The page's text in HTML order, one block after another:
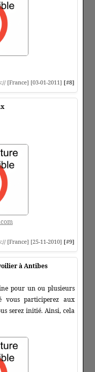
:// [France] [03-01-2011] [#8]
:// [France] [25-11-2010] [#9]
à Antibes
pour un ou plusieurs
vous participerez aux
serez initié. Ainsi, cela